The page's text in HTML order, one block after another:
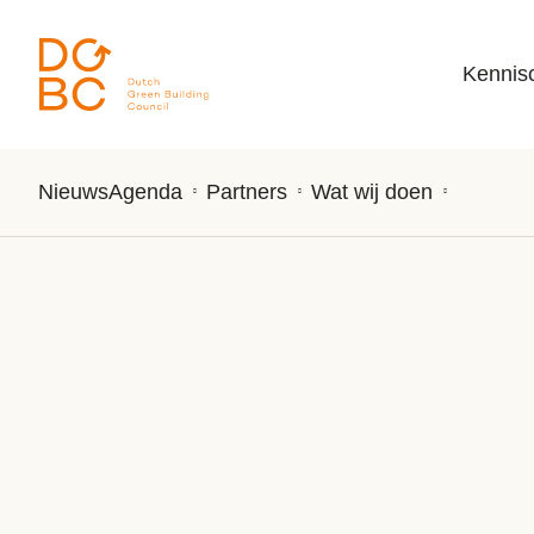
NieuwsAgenda Partners Wat wij doen